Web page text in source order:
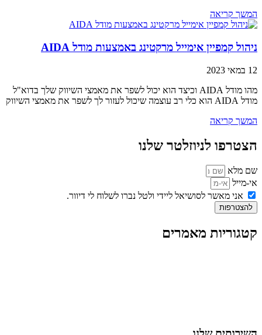
המשך קריאה
ניהול קמפיין אימייל מרקטינג באמצעות מודל AIDA
12 במאי 2023
מהו מודל AIDA וכיצד הוא יכול לשפר את מאמצי השיווק שלך בדוא"ל
מודל AIDA הוא כלי רב עוצמה שיכול לעזור לך לשפר את מאמצי השיווק
המשך קריאה
הצטרפו לניוזלטר שלנו
שם מלא
אי-מייל
אני מאשר לסושיאל ליידי ולטל נברו לשלוח לי דיוור.
להצטרפות
קטגוריות מאמרים